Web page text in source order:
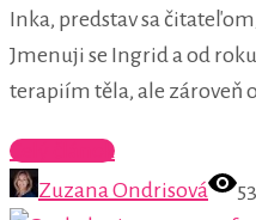
Inka, predstav sa
Jmenuji se Ingrid a od
terapiím těla, ale zároveň
Celý článok
Zuzana Ondrisová